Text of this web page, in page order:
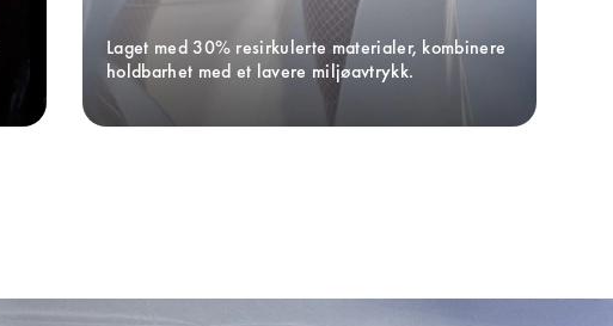
Laget med 30% resirkulerte materialer, kombinere
holdbarhet med et lavere miljøavtrykk.